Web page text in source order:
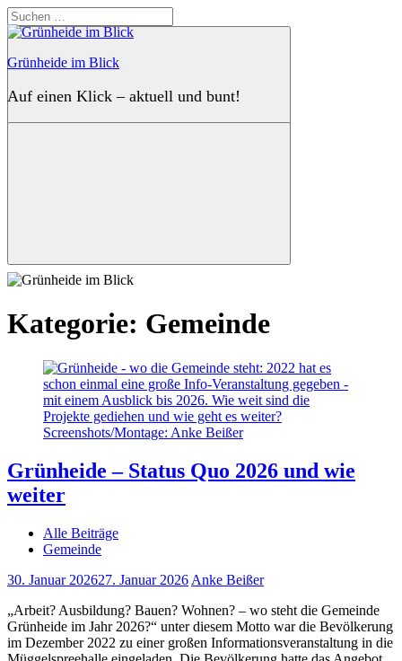
Zum
Inhalt
Grünheide im Blick
Auf einen Klick – aktuell und bunt!
Suchen
nach:
Kategorie: Gemeinde
Grünheide – Status Quo 2026 und wie
weiter
Alle Beiträge
Gemeinde
30. Januar 202627. Januar 2026 Anke Beißer
„Arbeit? Ausbildung? Bauen? Wohnen? – wo steht die Gemeinde
Grünheide im Jahr 2026?“ unter diesem Motto war die Bevölkerung
im Dezember 2022 zu einer großen Informationsveranstaltung in die